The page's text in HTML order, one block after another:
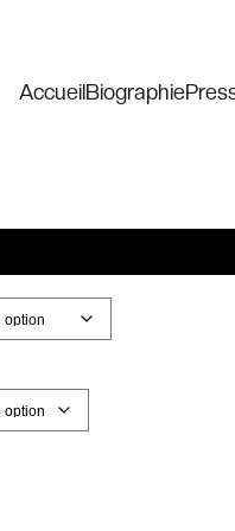
AccueilBiographie